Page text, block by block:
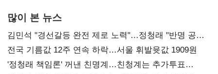
많이 본 뉴스
김민석 "경선갈등 완전 제로 노력"…정청래 "반명 공세
사과부터"
전국 기름값 12주 연속 하락…서울 휘발윳값 1909원
'정청래 책임론' 꺼낸 친명계…친청계는 추가투표